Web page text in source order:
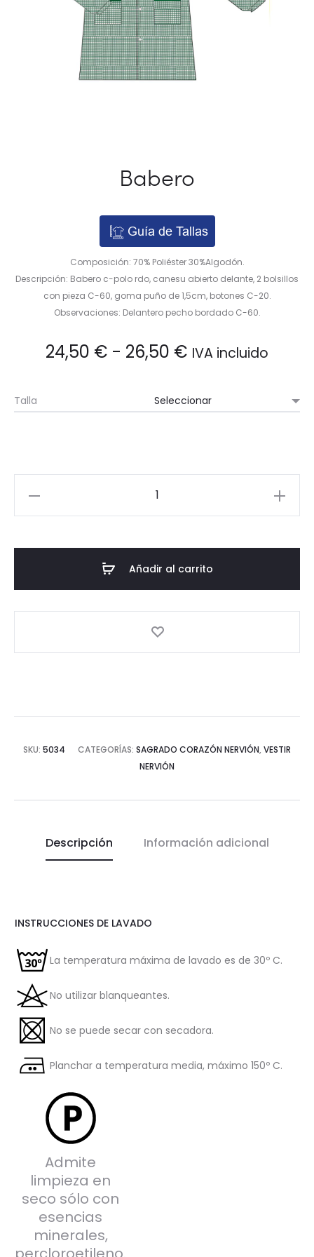
Babero
Guía de Tallas
Composición: 70% Poliéster 30%Algodón.
Descripción: Babero c-polo rdo, canesu abierto delante, 2 bolsillos
con pieza C-60, goma puño de 1,5cm, botones C-20.
Observaciones: Delantero pecho bordado C-60.
24,50 € - 26,50 € Rango
precios:
hasta
26,50 €
IVA incluido
Talla
Añadir al carrito
SKU: 5034 CATEGORÍAS: SAGRADO CORAZÓN NERVIÓN, VESTIR
NERVIÓN
Descripción Información adicional
INSTRUCCIONES DE LAVADO
La temperatura máxima de lavado es de 30º C.
No utilizar blanqueantes.
No se puede secar con secadora.
Planchar a temperatura media, máximo 150º C.
Admite
limpieza en
seco sólo con
esencias
minerales,